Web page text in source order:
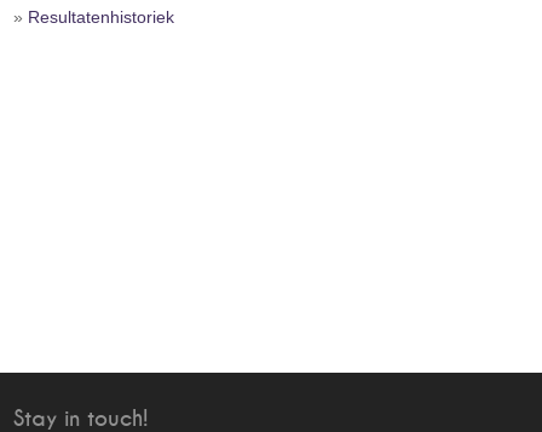
» Resultatenhistoriek
Stay in touch!